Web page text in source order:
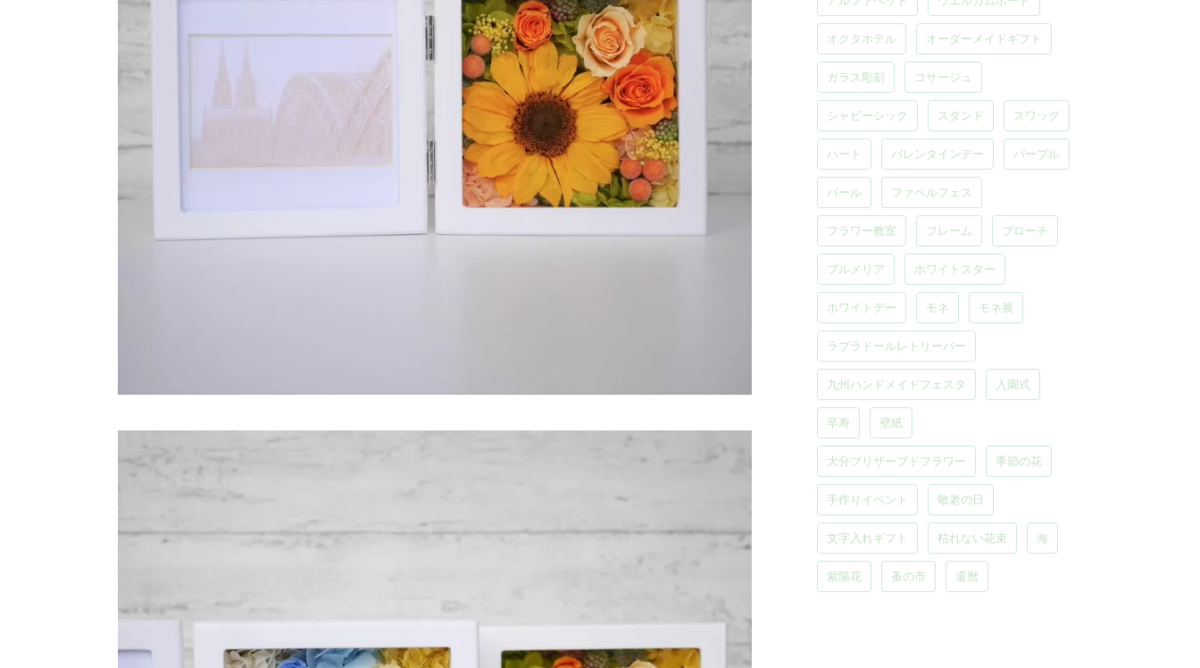
オクタホテル オーダーメイドギフト
ガラス彫刻 コサージュ
シャビーシック スタンド スワッグ
ハート バレンタインデー パープル
パール ファベルフェス
フラワー教室 フレーム ブローチ
プルメリア ホワイトスター
ホワイトデー モネ モネ展
ラブラドールレトリーバー
九州ハンドメイドフェスタ 入園式
卒寿 壁紙
大分プリザーブドフラワー 季節の花
手作りイベント 敬老の日
文字入れギフト 枯れない花束 海
紫陽花 蚤の市 還暦